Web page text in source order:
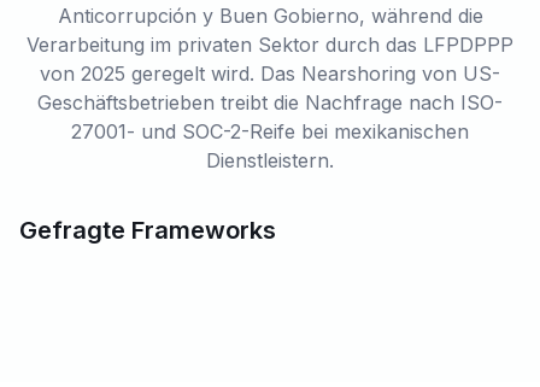
Anticorrupción y Buen Gobierno, während die
Verarbeitung im privaten Sektor durch das LFPDPPP
von 2025 geregelt wird. Das Nearshoring von US-
Geschäftsbetrieben treibt die Nachfrage nach ISO-
27001- und SOC-2-Reife bei mexikanischen
Dienstleistern.
Gefragte Frameworks